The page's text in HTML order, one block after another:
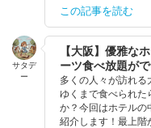
この記事を読む
サタデ
ー
【大阪】優雅な
ーツ食べ放題が
多くの人々が訪れ
ゆくまで食べられた
か？今回はホテルの
紹介します！最上階